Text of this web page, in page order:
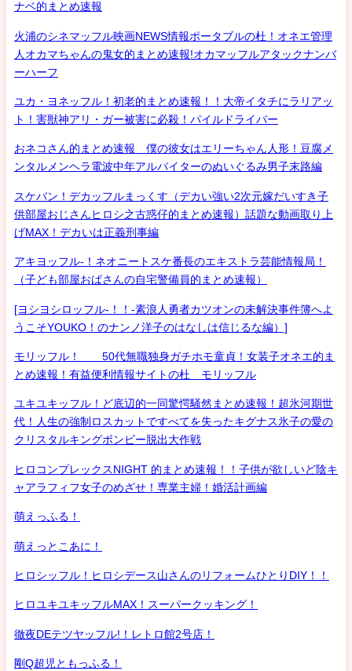
ナベ的まとめ速報
火浦のシネマッフル映画NEWS情報ポータブルの杜！オネエ管理
人オカマちゃんの鬼女的まとめ速報!オカマッフルアタックナンバ
ーハーフ
ユカ・ヨネッフル！初老的まとめ速報！！大帝イタチにラリアッ
ト！害獣神アリ・ガー被害に必殺！パイルドライバー
おネコさん的まとめ速報 僕の彼女はエリーちゃん人形！豆腐メ
ンタルメンヘラ電波中年アルバイターのぬいぐるみ男子末路編
スケバン！デカッフルまっくす（デカい強い2次元嫁だいすき子
供部屋おじさんヒロシ之古惑仔的まとめ速報）話題な動画取り上
げMAX！デカいは正義刑事編
アキヨッフル-！ネオニートスケ番長のエキストラ芸能情報局！
（子ども部屋おばさんの自宅警備員的まとめ速報）
[ヨシヨシロッフル-！！-素浪人勇者カツオンの未解決事件簿へよ
うこそYOUKO！のナンノ洋子のはなしは信じるな編）]
モリッフル！ 50代無職独身ガチホモ童貞！女装子オネエ的ま
とめ速報！有益便利情報サイトの杜 モリッフル
ユキユキッフル！ど底辺的一同驚愕騒然まとめ速報！超氷河期世
代！人生の強制ロスカットですべてを失ったキグナス氷子の愛の
クリスタルキングボンビー脱出大作戦
ヒロコンプレックスNIGHT 的まとめ速報！！子供が欲しいど陰キ
ャアラフィフ女子のめざせ！専業主婦！婚活計画編
萌えっふる！
萌えっとこあに！
ヒロシッフル！ヒロシデース山さんのリフォームひとりDIY！！
ヒロユキユキッフルMAX！スーパークッキング！
徹夜DEテツヤッフル!！レトロ館2号店！
剛Q超児ともっふる！